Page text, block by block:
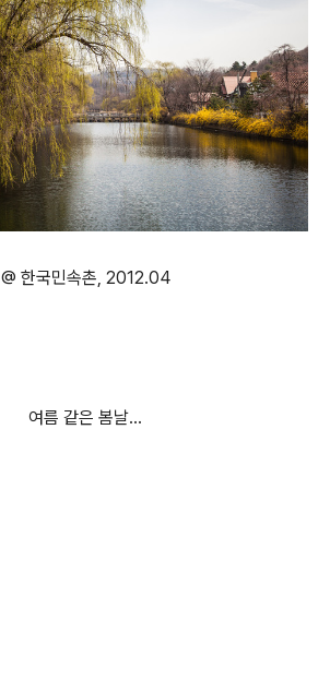
@ 한국민속촌, 2012.04
여름 같은 봄날...